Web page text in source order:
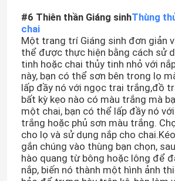
Nhà
Sản phẩm
Về chúng tôi
#6 Thiên thần Giáng sinhThùng
chai
Một trang trí Giáng sinh đơn giản
thể được thực hiện bằng cách sử
tinh hoặc chai thủy tinh nhỏ với
này, bạn có thể sơn bên trong lọ
lấp đầy nó với ngọc trai trắng,đồ
bất kỳ kẹo nào có màu trắng mà
một chai, bạn có thể lấp đầy nó
trắng hoặc phủ sơn màu trắng.
cho lọ và sử dụng nắp cho
gắn chúng vào thùng bạn chọn,
hào quang từ bông hoặc lông để
nắp, biến nó thành một hình ảnh